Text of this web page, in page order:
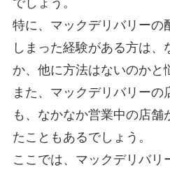
でしょう。
特に、マックデリバリーの
しまった経験がある方は、
か、他に方法はないのかと
また、マックデリバリーの
も、なかなか営業中の店舗
たこともあるでしょう。
ここでは、マックデリバリ